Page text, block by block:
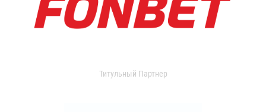
Титульный Партнер